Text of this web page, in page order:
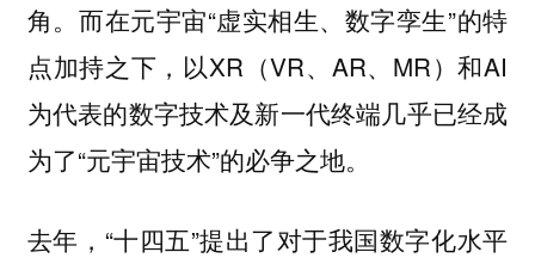
角。而在元宇宙“虚实相生、数字孪生”的特
点加持之下，以XR（VR、AR、MR）和AI
为代表的数字技术及新一代终端几乎已经成
为了“元宇宙技术”的必争之地。
去年，“十四五”提出了对于我国数字化水平